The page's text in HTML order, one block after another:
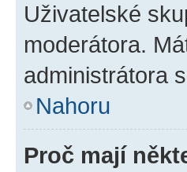
Uživatelské
moderátora.
administrátora
Nahoru
Proč mají